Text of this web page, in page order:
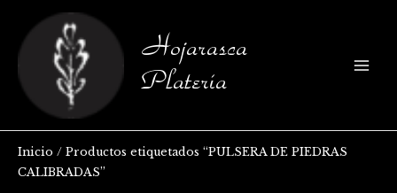
contenido
Hojarasca
Platería
c
r
p
o
Inicio / Productos etiquetados “PULSERA DE PIEDRAS
CALIBRADAS”